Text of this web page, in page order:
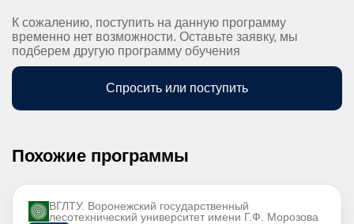
К сожалению, поступить на данную программу
временно нет возможности. Оставьте заявку, мы
подберем другую программу обучения
Спросить или поступить
Похожие программы
ВГЛТУ. Воронежский государственный
лесотехнический университет имени Г.Ф. Морозова